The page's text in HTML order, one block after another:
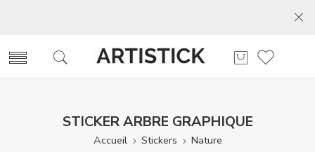
STICKER ARBRE GRAPHIQUE
Accueil Stickers Nature